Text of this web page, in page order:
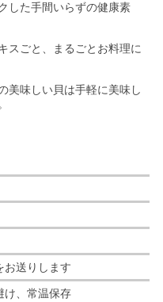
した手間いらずの健康素
スごと、まるごとお料理に
美味しい貝は手軽に美味し
お送りします
け、常温保存